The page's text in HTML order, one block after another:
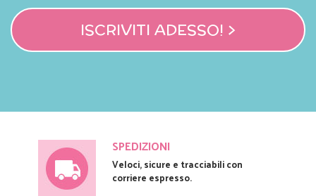
ISCRIVITI ADESSO! >
SPEDIZIONI
Veloci, sicure e tracciabili con
corriere espresso.